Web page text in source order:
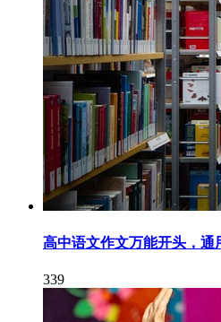
高中语文作文万能开头，通
339